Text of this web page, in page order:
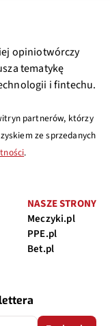
opiniotwórczy
tematykę
i fintechu.
partnerów, którzy
ze sprzedanych
.
NASZE STRONY
Meczyki.pl
PPE.pl
Bet.pl